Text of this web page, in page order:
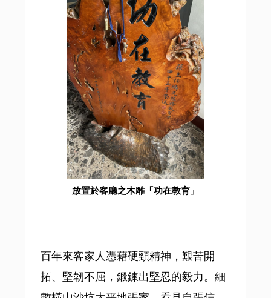
放置於客廳之木雕「功在教育」
百年來客家人憑藉硬頸精神，艱苦開
拓、堅韌不屈，鍛鍊出堅忍的毅力。細